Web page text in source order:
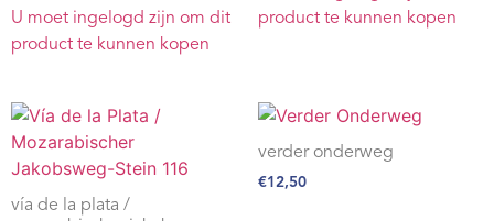
U moet ingelogd zijn om dit
product te kunnen kopen
product te kunnen kopen
vía de la plata /
verder onderweg
€12,50